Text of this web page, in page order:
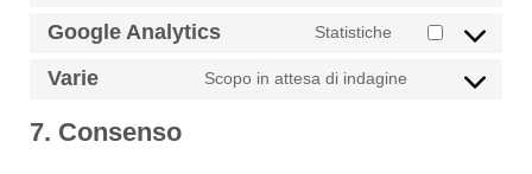
Google Analytics Statistiche
Varie Scopo in attesa di indagine
7. Consenso